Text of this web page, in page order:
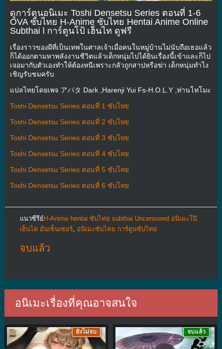
ดูการ์ตูนอนิเมะ Toshi Densetsu Series ตอนที่ 1-6
OVA ซับไทย H-Anime ซับไทย Hentai Anime Online
Subthai l การ์ตูนโป้ เฮ็นไท ดูฟรี
เรื่องราวของผีที่เป็นเทพในศาลเจ้าเมื่อคนในหมู่บ้านไม่นับถือเธอแล้ว
ก็ได้ออกตามหาพลังงานชีวิตแล้วเด็กหนุ่มไปได้ยินเรื่องนี้เข้าและก็ไป
เจอมากับตัวเองทำให้ต้องหนีเพราะกลัวถูกสาปหรือฆ่า เด็กหนุ่มทำไง
เชิญรับชมครับ
แปลไทยโดยเพจ アパタ Dark ,Harenji Yui Fs-H.O.L.Y ,ท่านโทโมะ
Toshi Densetsu Series ตอนที่ 1 ซับไทย
Toshi Densetsu Series ตอนที่ 2 ซับไทย
Toshi Densetsu Series ตอนที่ 3 ซับไทย
Toshi Densetsu Series ตอนที่ 4 ซับไทย
Toshi Densetsu Series ตอนที่ 5 ซับไทย
Toshi Densetsu Series ตอนที่ 6 ซับไทย
แนวซีรีย์ H-Anime hentai ซับไทย subthai Uncensored อนิเมะโป๊
เฮ็นไต อันเซ็นเซอร์, อนิเมะซับไทย การ์ตูนซับไทย
จบแล้ว
อนิเมะเรื่องที่คุณอาจสนใจ
ยังไม่จบ จบแล้ว